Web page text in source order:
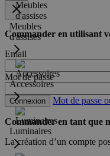
Meubles
d'assises
Accessoires
Luminaires
Commander en utilisant
Email
Mot de passe
Connexion Mot de passe
Commander en tant que
La création d’un compte